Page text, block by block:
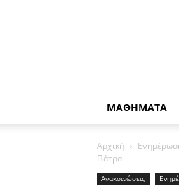
ΜΑΘΗΜΑΤΑ
Αρχική
Πάτρα
Ανακοινώσεις